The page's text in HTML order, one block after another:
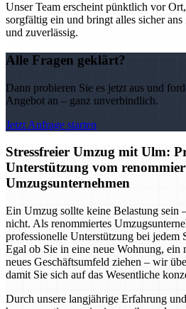
Unser Team erscheint pünktlich vor
sorgfältig ein und bringt alles sicher
und zuverlässig.
Alle Fragen geklärt?
Dann probieren Sie es jetzt aus und
Angebot an – ganz unverbindlich.
Jetzt Anfrage starten
Stressfreier Umzug mit Ulm:
Unterstützung vom
Umzugsunternehmen
Ein Umzug sollte keine Belastung sein
nicht. Als renommiertes
professionelle Unterstützung bei jedem
Egal ob Sie in eine neue Wohnung, ein
neues Geschäftsumfeld ziehen – wir
damit Sie sich auf das Wesentliche
Durch unsere langjährige Erfahrung